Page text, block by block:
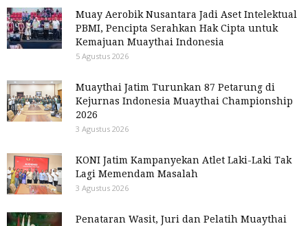
Muay Aerobik Nusantara Jadi Aset Intelektual
PBMI, Pencipta Serahkan Hak Cipta untuk
Kemajuan Muaythai Indonesia
5 Agustus 2026
Muaythai Jatim Turunkan 87 Petarung di
Kejurnas Indonesia Muaythai Championship
2026
3 Agustus 2026
KONI Jatim Kampanyekan Atlet Laki-Laki Tak
Lagi Memendam Masalah
3 Agustus 2026
Penataran Wasit, Juri dan Pelatih Muaythai